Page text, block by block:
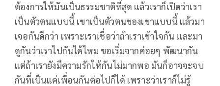
ต้องการให้มันเป็นธรรมชาติที่สุด แล้วเราก็เปิดว่าเรา
เป็นตัวตนแบบนี้ เขาเป็นตัวตนของเขาแบบนี้ แล้วมา
เจอกันดีกว่า เพราะเราเชื่อว่าถ้าเราเข้าใจกัน เเละมา
ดูกันว่าเราไปกันได้ไหม ขอเริ่มจากค่อยๆ พัฒนากัน
แต่ถ้าเรายังมีความรักให้กันไม่มากพอ มันก็อาจจะจบ
กันที่เป็นแค่เพื่อนกันต่อไปก็ได้ เพราะว่าเราก็ไม่รู้